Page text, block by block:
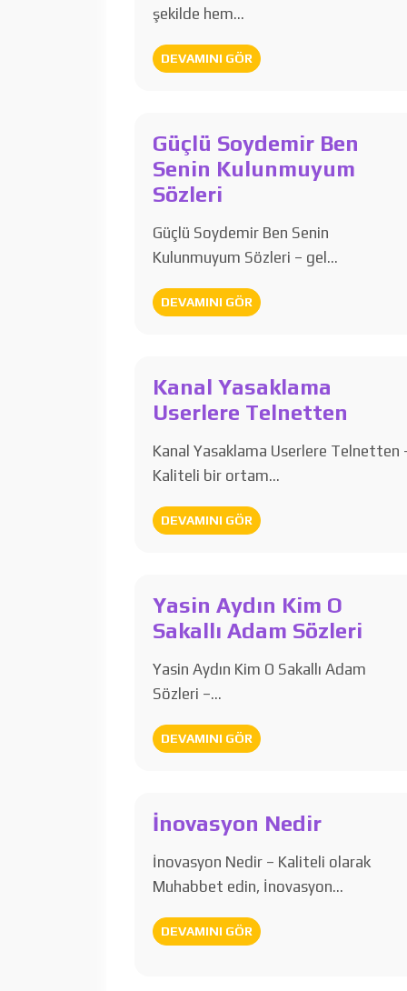
şekilde hem…
DEVAMINI GÖR
Güçlü Soydemir Ben
Senin Kulunmuyum
Sözleri
Güçlü Soydemir Ben Senin
Kulunmuyum Sözleri – gel…
DEVAMINI GÖR
Kanal Yasaklama
Userlere Telnetten
Kanal Yasaklama Userlere Telnetten
Kaliteli bir ortam…
DEVAMINI GÖR
Yasin Aydın Kim O
Sakallı Adam Sözleri
Yasin Aydın Kim O Sakallı Adam
Sözleri –…
DEVAMINI GÖR
İnovasyon Nedir
İnovasyon Nedir – Kaliteli olarak
Muhabbet edin, İnovasyon…
DEVAMINI GÖR